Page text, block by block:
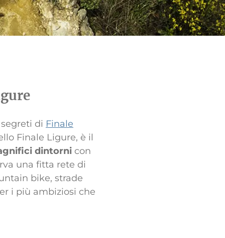
di Finale
Finale Ligure, è il
dintorni con
una fitta rete di
bike, strade
i più ambiziosi che